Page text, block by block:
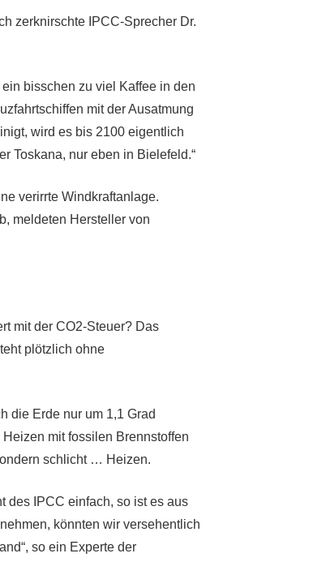
zerknirschte IPCC-Sprecher Dr.
bisschen zu viel Kaffee in den
mit der Ausatmung
wird es bis 2100 eigentlich
Toskana, nur eben in Bielefeld.“
verirrte Windkraftanlage.
meldeten Hersteller von
mit der CO2-Steuer? Das
plötzlich ohne
die Erde nur um 1,1 Grad
Heizen mit fossilen Brennstoffen
schlicht … Heizen.
des IPCC einfach, so ist es aus
könnten wir versehentlich
so ein Experte der